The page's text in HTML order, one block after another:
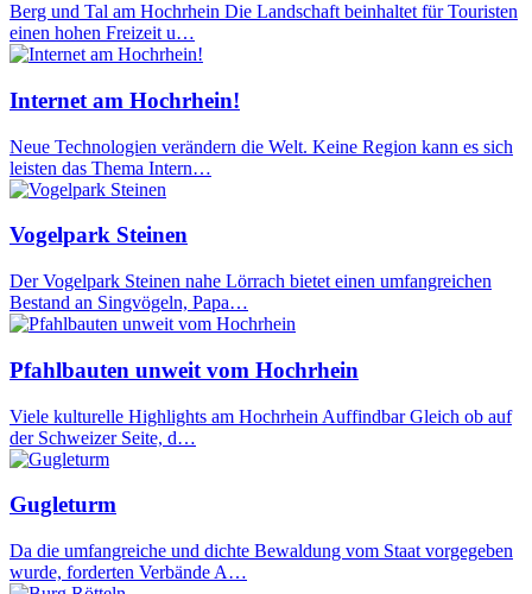
Berg und Tal am Hochrhein Die Landschaft beinhaltet für Touristen
einen hohen Freizeit u…
Internet am Hochrhein!
Neue Technologien verändern die Welt. Keine Region kann es sich
leisten das Thema Intern…
Vogelpark Steinen
Der Vogelpark Steinen nahe Lörrach bietet einen umfangreichen
Bestand an Singvögeln, Papa…
Pfahlbauten unweit vom Hochrhein
Viele kulturelle Highlights am Hochrhein Auffindbar Gleich ob auf
der Schweizer Seite, d…
Gugleturm
Da die umfangreiche und dichte Bewaldung vom Staat vorgegeben
wurde, forderten Verbände A…